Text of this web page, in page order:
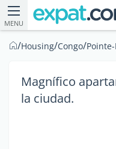
MENU
/Housing/Congo/
Magnífico
la ciudad.